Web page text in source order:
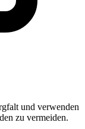
und verwenden
zu vermeiden.